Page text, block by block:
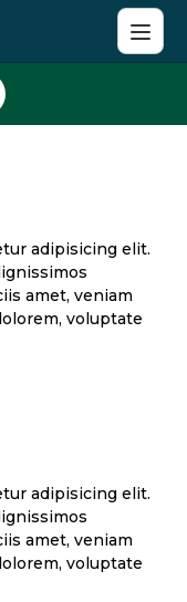
adipisicing elit.
amet, veniam
voluptate
adipisicing elit.
amet, veniam
voluptate